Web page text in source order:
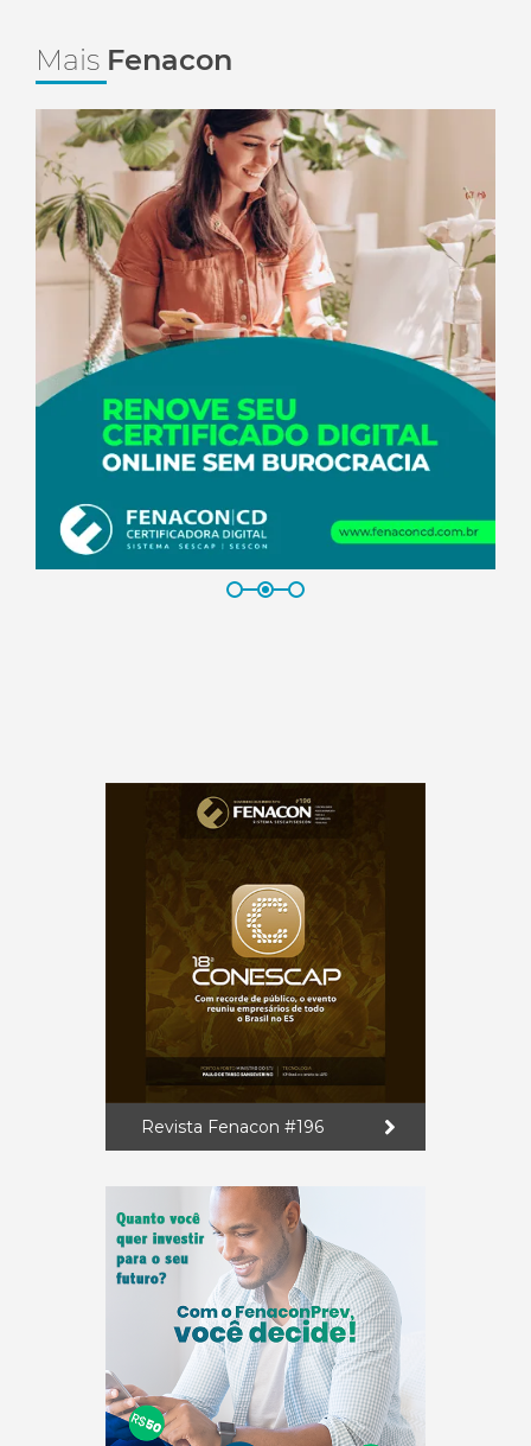
Mais Fenacon
Revista Fenacon #196